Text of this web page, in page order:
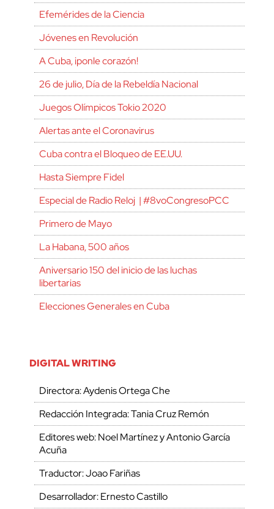
Efemérides de la Ciencia
Jóvenes en Revolución
A Cuba, ¡ponle corazón!
26 de julio, Día de la Rebeldía Nacional
Juegos Olímpicos Tokio 2020
Alertas ante el Coronavirus
Cuba contra el Bloqueo de EE.UU.
Hasta Siempre Fidel
Especial de Radio Reloj | #8voCongresoPCC
Primero de Mayo
La Habana, 500 años
Aniversario 150 del inicio de las luchas
libertarias
Elecciones Generales en Cuba
DIGITAL WRITING
Directora: Aydenis Ortega Che
Redacción Integrada: Tania Cruz Remón
Editores web: Noel Martínez y Antonio García
Acuña
Traductor: Joao Fariñas
Desarrollador: Ernesto Castillo